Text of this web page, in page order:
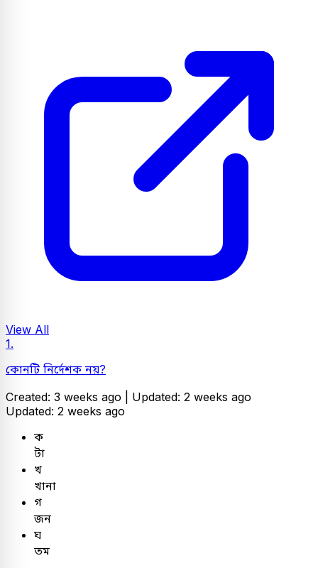
View All
1.
কোনটি নির্দেশক নয়?
Created: 3 weeks ago | Updated: 2 weeks ago
Updated: 2 weeks ago
ক
টা
খ
খানা
গ
জন
ঘ
তম